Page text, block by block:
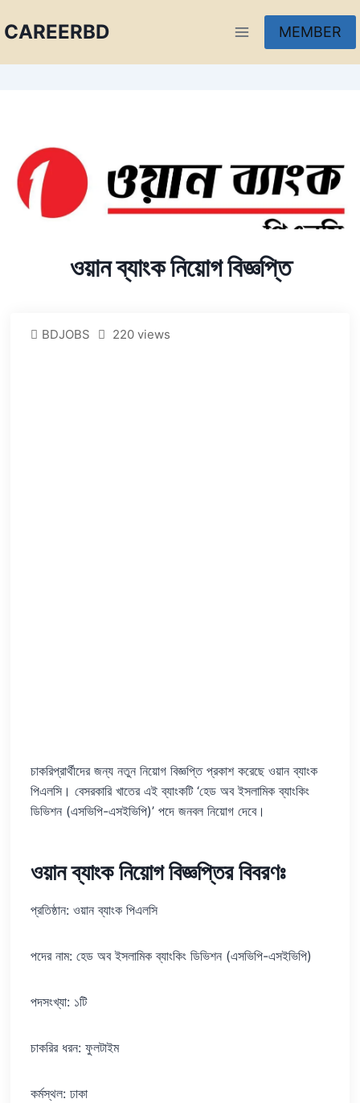
CAREERBD MEMBER
ওয়ান ব্যাংক নিয়োগ বিজ্ঞপ্তি
BDJOBS 220 views
চাকরিপ্রার্থীদের জন্য নতুন নিয়োগ বিজ্ঞপ্তি প্রকাশ করেছে ওয়ান ব্যাংক
পিএলসি। বেসরকারি খাতের এই ব্যাংকটি ‘হেড অব ইসলামিক ব্যাংকিং
ডিভিশন (এসভিপি-এসইভিপি)’ পদে জনবল নিয়োগ দেবে।
ওয়ান ব্যাংক নিয়োগ বিজ্ঞপ্তির বিবরণঃ
প্রতিষ্ঠান: ওয়ান ব্যাংক পিএলসি
পদের নাম: হেড অব ইসলামিক ব্যাংকিং ডিভিশন (এসভিপি-এসইভিপি)
পদসংখ্যা: ১টি
চাকরির ধরন: ফুলটাইম
কর্মস্থল: ঢাকা
FORUM